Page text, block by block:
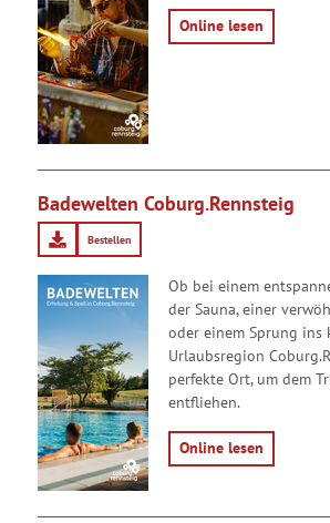
Online lesen
Badewelten Coburg.Rennsteig
Bestellen
Ob bei einem
der Sauna, einer
oder einem Sprung ins
Urlaubsregion
perfekte Ort, um dem
entfliehen.
Online lesen